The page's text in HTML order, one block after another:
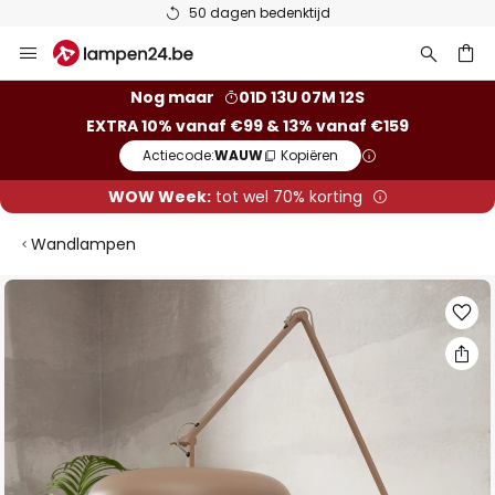
50 dagen bedenktijd
naar
Nog maar
01D 13U 07M 11S
EXTRA 10% vanaf €99 & 13% vanaf €159
Actiecode:WAUW Kopiëren
WOW Week:tot wel 70% korting
Wandlampen
Ga
het
afbeeldingen-
gallerij